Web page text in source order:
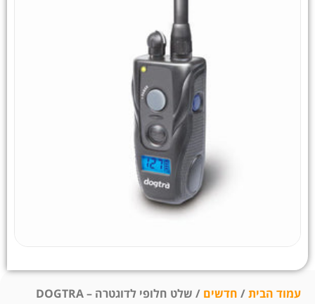
עמוד הבית/ חדשים
/ שלט חלופי לדוגטרה – DOGTRA